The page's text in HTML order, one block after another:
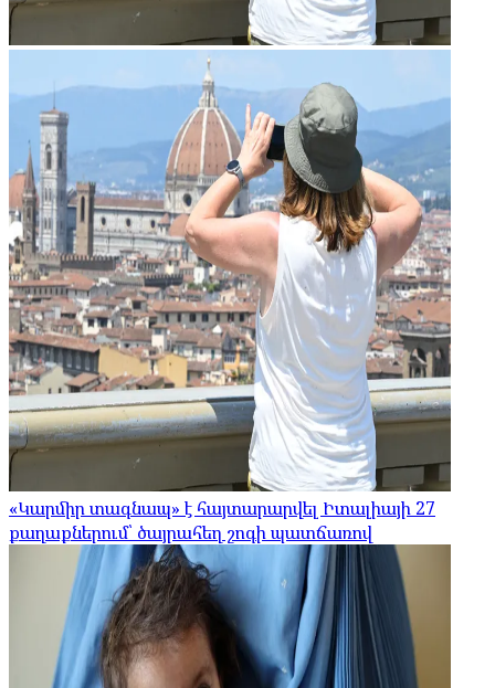
«Կարմիր տագնապ» է հայտարարվել Իտալիայի 27
քաղաքներում՝ ծայրահեղ շոգի պատճառով